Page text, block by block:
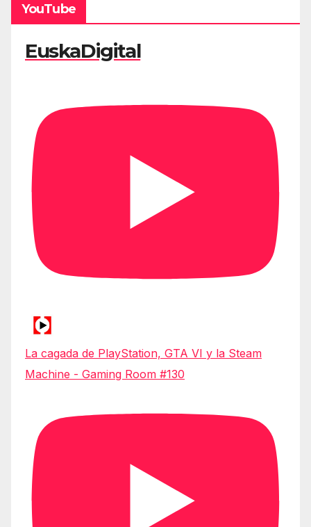
YouTube
EuskaDigital
La cagada de PlayStation, GTA VI y la Steam
Machine - Gaming Room #130